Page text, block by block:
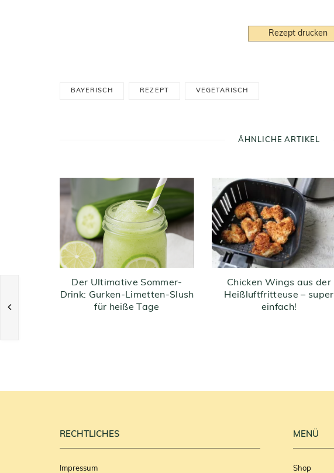
Rezept drucken
BAYERISCH REZEPT VEGETARISCH
ÄHNLICHE ARTIKEL
Der Ultimative Sommer-
Drink: Gurken-Limetten-Slush
für heiße Tage
Chicken Wings aus der
Heißluftfritteuse – super
einfach!
RECHTLICHES
Impressum
MENÜ
Shop